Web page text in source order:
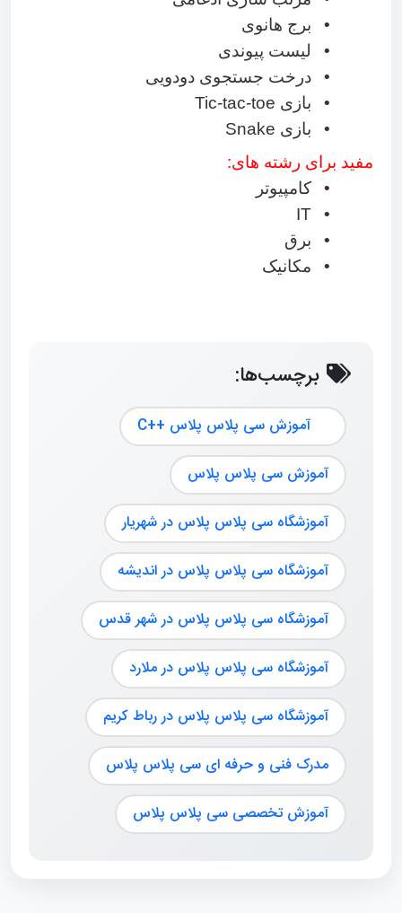
•
برج هانوی
•
لیست پیوندی
•
درخت جستجوی دودویی
•
بازی Tic-tac-toe
•
بازی Snake
مفید برای رشته های:
•
کامپیوتر
•
IT
•
برق
•
مکانیک
برچسب‌ها:
آموزش سی پلاس پلاس ++C
آموزش سی پلاس پلاس
آموزشگاه سی پلاس پلاس در شهریار
آموزشگاه سی پلاس پلاس در اندیشه
آموزشگاه سی پلاس پلاس در شهر قدس
آموزشگاه سی پلاس پلاس در ملارد
آموزشگاه سی پلاس پلاس در رباط کریم
مدرک فنی و حرفه ای سی پلاس پلاس
آموزش تخصصی سی پلاس پلاس